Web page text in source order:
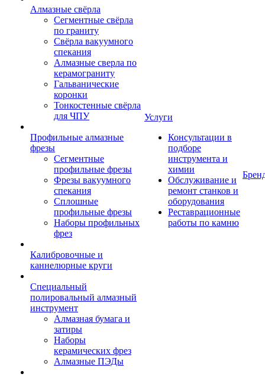
Алмазные свёрла
Сегментные свёрла
по граниту
Свёрла вакуумного
спекания
Алмазные сверла по
керамограниту
Гальванические
коронки
Тонкостенные свёрла
для ЧПУ
Профильные алмазные
фрезы
Сегментные
профильные фрезы
Фрезы вакуумного
спекания
Сплошные
профильные фрезы
Наборы профильных
фрез
Калибровочные и
каннелюрные круги
Специальный
полировальный алмазный
инструмент
Алмазная бумага и
затиры
Наборы
керамических фрез
Алмазные ПЭДы
Услуги
Консультации в
подборе
инструмента и
химии
Обслуживание и
ремонт станков и
оборудования
Реставрационные
работы по камню